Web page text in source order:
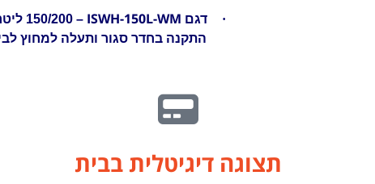
· דגם ISWH-150L-WM
–
התקנה בחדר סגור ותעלה למחוץ
תצוגה דיגיטלית בבית